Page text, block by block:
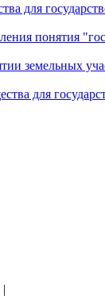
для
понятия
земельных
для
|